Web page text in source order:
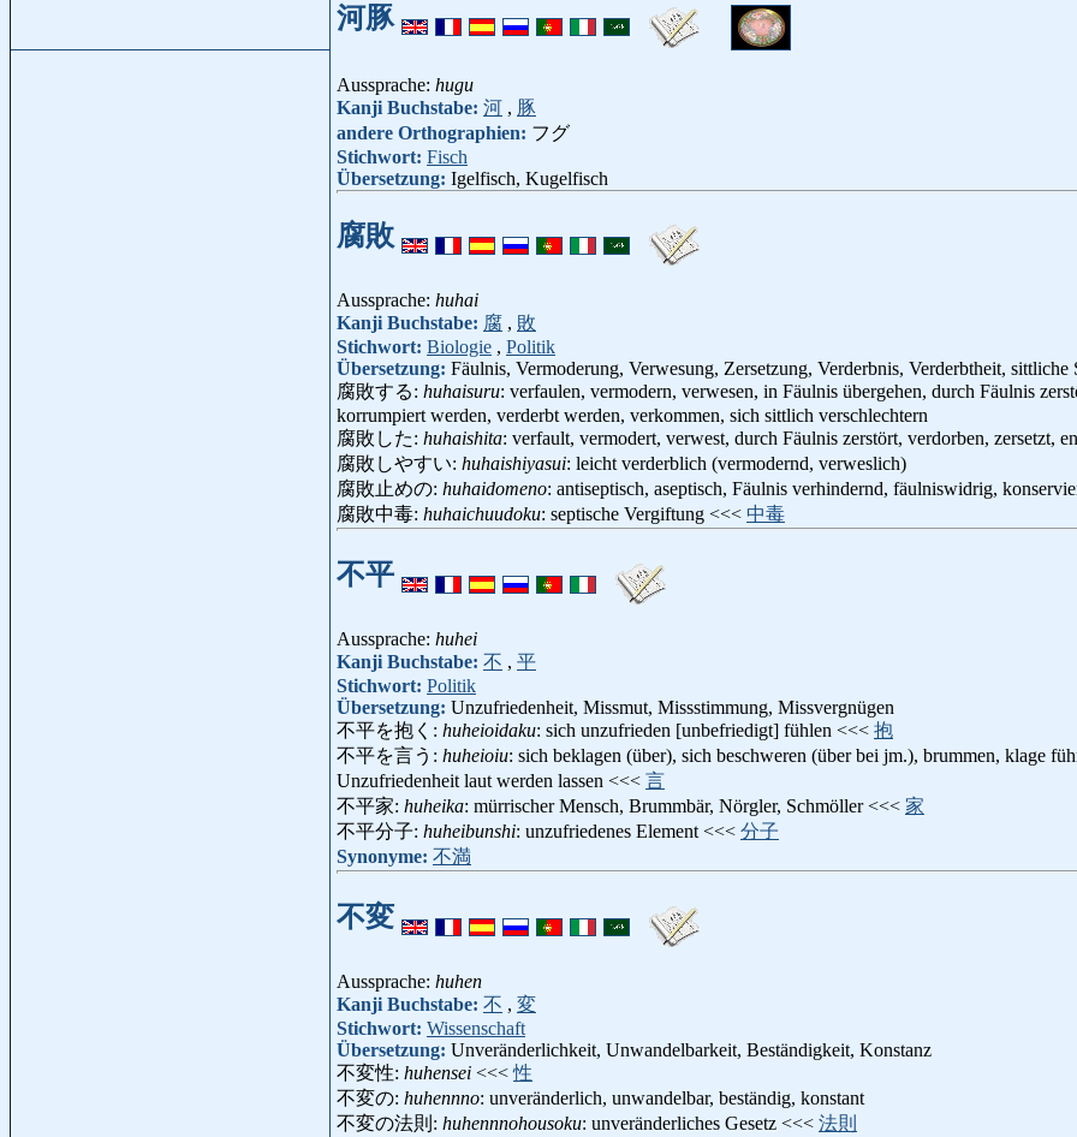
河豚
Aussprache: hugu
Kanji Buchstabe: 河 , 豚
andere Orthographien: フグ
Stichwort: Fisch
Übersetzung: Igelfisch, Kugelfisch
腐敗
Aussprache: huhai
Kanji Buchstabe: 腐 , 敗
Stichwort: Biologie , Politik
Übersetzung: Fäulnis, Vermoderung, Verwesung, Zersetzung, Verderbnis, Verderbtheit, sittliche
腐敗する: huhaisuru: verfaulen, vermodern, verwesen, in Fäulnis übergehen, durch Fäulnis
korrumpiert werden, verderbt werden, verkommen, sich sittlich verschlechtern
腐敗した: huhaishita: verfault, vermodert, verwest, durch Fäulnis zerstört, verdorben, zersetzt,
腐敗しやすい: huhaishiyasui: leicht verderblich (vermodernd, verweslich)
腐敗止めの: huhaidomeno: antiseptisch, aseptisch, Fäulnis verhindernd, fäulniswidrig,
腐敗中毒: huhaichuudoku: septische Vergiftung <<< 中毒
不平
Aussprache: huhei
Kanji Buchstabe: 不 , 平
Stichwort: Politik
Übersetzung: Unzufriedenheit, Missmut, Missstimmung, Missvergnügen
不平を抱く: huheioidaku: sich unzufrieden [unbefriedigt] fühlen <<< 抱
不平を言う: huheioiu: sich beklagen (über), sich beschweren (über bei jm.), brummen, klage
Unzufriedenheit laut werden lassen <<< 言
不平家: huheika: mürrischer Mensch, Brummbär, Nörgler, Schmöller <<< 家
不平分子: huheibunshi: unzufriedenes Element <<< 分子
Synonyme: 不満
不変
Aussprache: huhen
Kanji Buchstabe: 不 , 変
Stichwort: Wissenschaft
Übersetzung: Unveränderlichkeit, Unwandelbarkeit, Beständigkeit, Konstanz
不変性: huhensei <<<性
不変の: huhennno: unveränderlich, unwandelbar, beständig, konstant
不変の法則: huhennnohousoku: unveränderliches Gesetz <<< 法則